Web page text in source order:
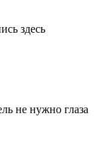
здесь
не нужно глаза